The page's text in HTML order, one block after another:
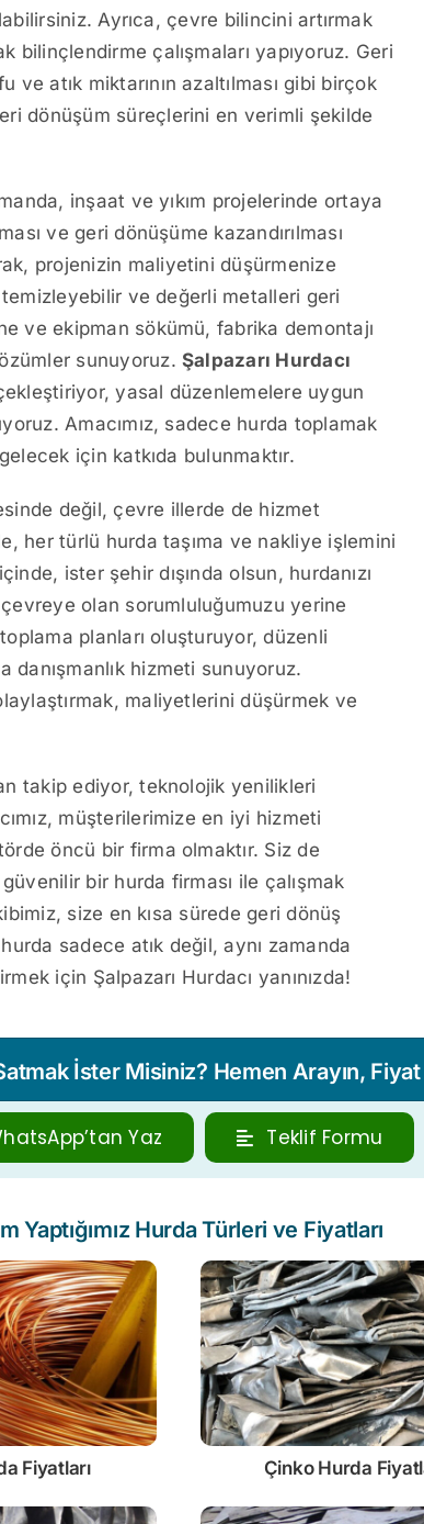
Ayrıca, çevre bilincini artırmak
çalışmaları yapıyoruz. Geri
atık miktarının azaltılması gibi birçok
dönüşüm süreçlerini en verimli şekilde
inşaat ve yıkım projelerinde ortaya
ve geri dönüşüme kazandırılması
projenizin maliyetini düşürmenize
temizleyebilir ve değerli metalleri geri
ve ekipman sökümü, fabrika demontajı
sunuyoruz. Şalpazarı Hurdacı
yasal düzenlemelere uygun
Amacımız, sadece hurda toplamak
için katkıda bulunmaktır.
değil, çevre illerde de hizmet
her türlü hurda taşıma ve nakliye işlemini
ister şehir dışında olsun, hurdanızı
olan sorumluluğumuzu yerine
planları oluşturuyor, düzenli
danışmanlık hizmeti sunuyoruz.
maliyetlerini düşürmek ve
takip ediyor, teknolojik yenilikleri
müşterilerimize en iyi hizmeti
öncü bir firma olmaktır. Siz de
bir hurda firması ile çalışmak
size en kısa sürede geri dönüş
sadece atık değil, aynı zamanda
için Şalpazarı Hurdacı yanınızda!
İster Misiniz? Hemen Arayın,
Yaz Teklif Formu
Yaptığımız Hurda Türleri ve Fiyatları
Fiyatları Çinko Hurda